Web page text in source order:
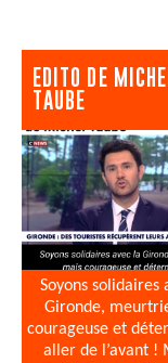
EDITO DE
TAUBE
Soyons solidaires
Gironde,
courageuse et
aller de l’avant !